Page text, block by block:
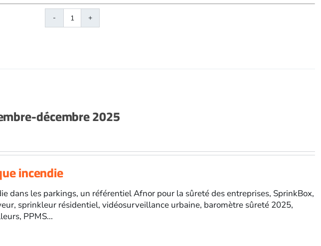
quantité
-
2026
décembre 2025
incendie
dans les parkings, un référentiel Afnor pour la sûreté des entreprises, SprinkBox,
sprinkleur résidentiel, vidéosurveillance urbaine, baromètre sûreté 2025,
PPMS...